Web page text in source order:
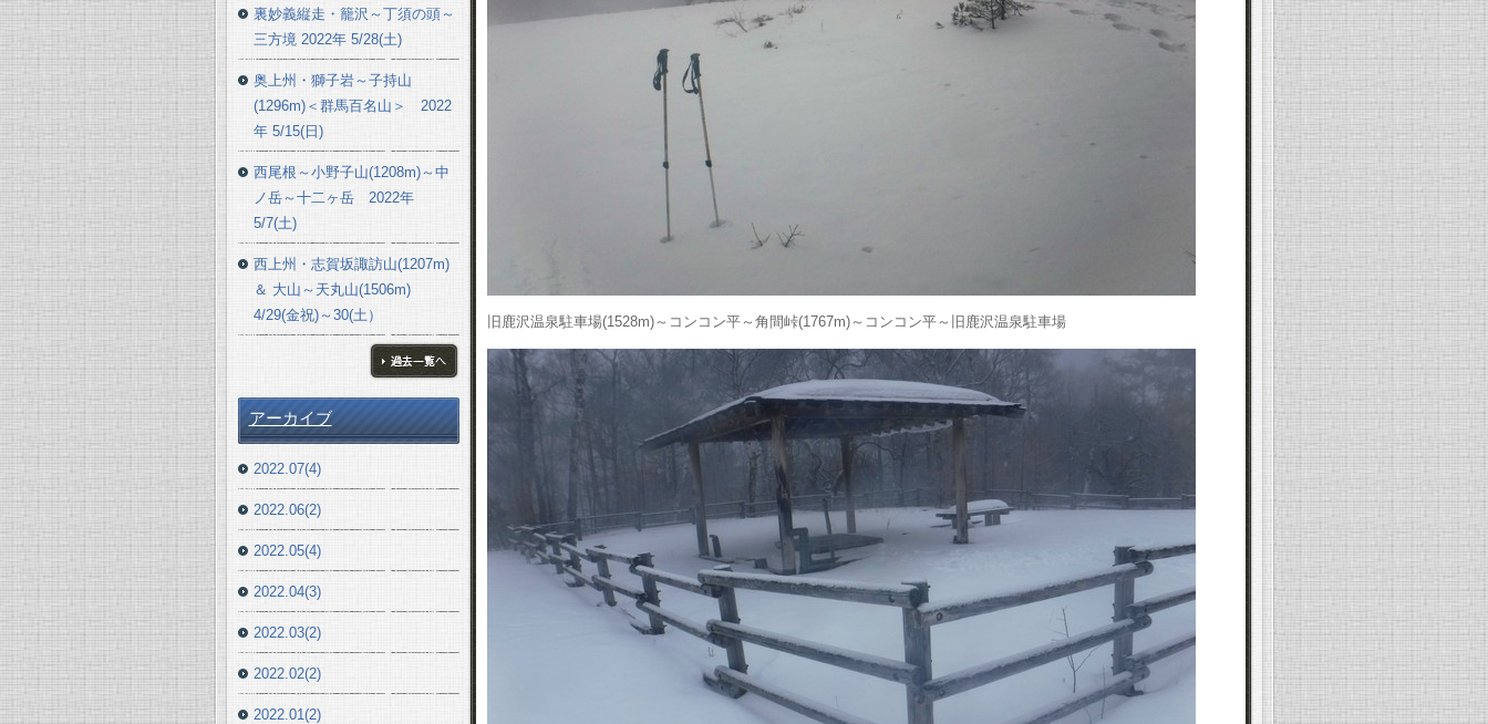
旧鹿沢温泉駐車場(1528m)～コンコン平～角間峠(1767m)～コンコン平～旧鹿沢温泉駐車場
裏妙義縦走・籠沢～丁須の頭～
三方境 2022年 5/28(土)
奥上州・獅子岩～子持山
(1296m)＜群馬百名山＞ 2022
年 5/15(日)
西尾根～小野子山(1208m)～中
ノ岳～十二ヶ岳 2022年
5/7(土)
西上州・志賀坂諏訪山(1207m)
＆ 大山～天丸山(1506m)
4/29(金祝)～30(土）
アーカイブ
2022.07(4)
2022.06(2)
2022.05(4)
2022.04(3)
2022.03(2)
2022.02(2)
2022.01(2)